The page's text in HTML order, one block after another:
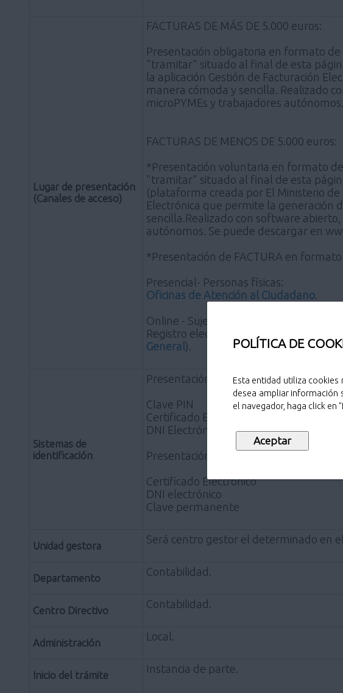
POLÍTICA DE
Esta entidad utiliza
desea ampliar información
el navegador, haga click en
Lugar de presentación
(Canales de acceso)
FACTURAS DE MÁS DE 5.000 euros:
Presentación obligatoria en formato de
"tramitar" situado al final de esta
la aplicación Gestión de Facturación
manera cómoda y sencilla. Realizado
microPYMEs y trabajadores
FACTURAS DE MENOS DE 5.000 euros:
*Presentación voluntaria en formato de
"tramitar" situado al final de esta
(plataforma creada por El Ministerio
Electrónica que permite la generación
sencilla.Realizado con software
autónomos. Se puede descargar en
*Presentación de FACTURA en
Presencial- Personas físicas:
Oficinas de Atención al Ciudadano
Online - Sujetos obligados a
Registro electrónico de la sede
General ).
Sistemas de
identificación
Presentación de FACTURA
Clave PIN
Certificado Electrónico
DNI Electrónico
Presentación de FACTURA NO
Certificado Electrónico
DNI electrónico
Clave permanente
Unidad gestora
Será centro gestor el determinado en
Departamento
Contabilidad.
Centro Directivo
Contabilidad.
Administración
Local.
Inicio del trámite
Instancia de parte.